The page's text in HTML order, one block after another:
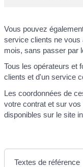
Vous pouvez
service clients ne vous
mois, sans passer par
Tous les opérateurs et
clients et d'un service
Les coordonnées de
votre contrat et sur
disponibles sur le site
Textes de référence